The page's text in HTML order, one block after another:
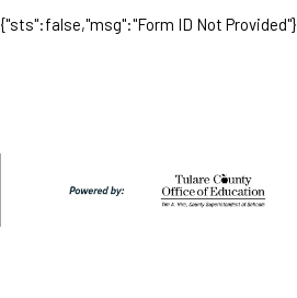
{"sts":false,"msg":"Form ID Not Provided"}